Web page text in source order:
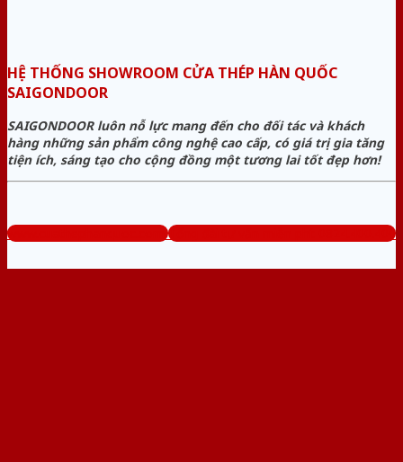
HỆ THỐNG SHOWROOM CỬA THÉP HÀN QUỐC
SAIGONDOOR
SAIGONDOOR luôn nỗ lực mang đến cho đối tác và khách
hàng những sản phẩm công nghệ cao cấp, có giá trị gia tăng
tiện ích, sáng tạo cho cộng đồng một tương lai tốt đẹp hơn!
www.cuathephanquoc.com Tổng đài tư vấn miễn phí: 0824.400.400